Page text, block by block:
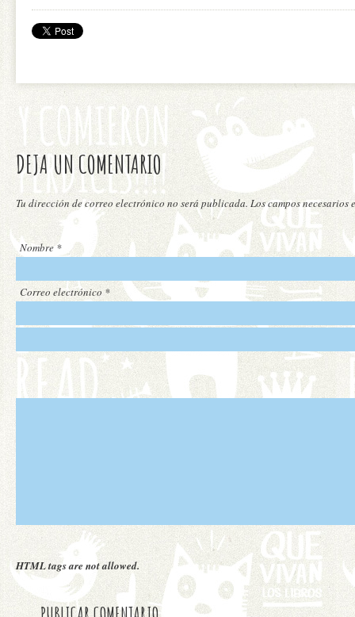
DEJA UN COMENTARIO
Tu dirección de correo electrónico no será publicada. Los campos necesarios
Nombre *
Correo electrónico *
HTML tags are not allowed.